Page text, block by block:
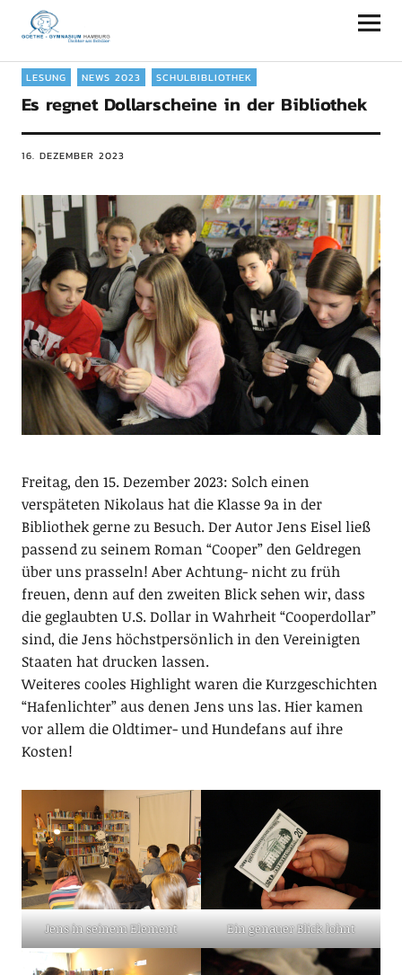
Goethe-Gymnasium Hamburg
LESUNG NEWS 2023 SCHULBIBLIOTHEK
Es regnet Dollarscheine in der Bibliothek
16. DEZEMBER 2023
Freitag, den 15. Dezember 2023: Solch einen
verspäteten Nikolaus hat die Klasse 9a in der
Bibliothek gerne zu Besuch. Der Autor Jens Eisel ließ
passend zu seinem Roman “Cooper” den Geldregen
über uns prasseln! Aber Achtung- nicht zu früh
freuen, denn auf den zweiten Blick sehen wir, dass
die geglaubten U.S. Dollar in Wahrheit “Cooperdollar”
sind, die Jens höchstpersönlich in den Vereinigten
Staaten hat drucken lassen.
Weiteres cooles Highlight waren die Kurzgeschichten
“Hafenlichter” aus denen Jens uns las. Hier kamen
vor allem die Oldtimer- und Hundefans auf ihre
Kosten!
Jens in seinem Element Ein genauer Blick lohnt